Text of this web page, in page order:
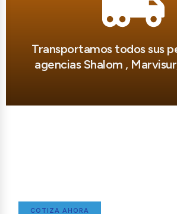
Transportamos todos sus
agencias Shalom ,
COTIZA AHORA